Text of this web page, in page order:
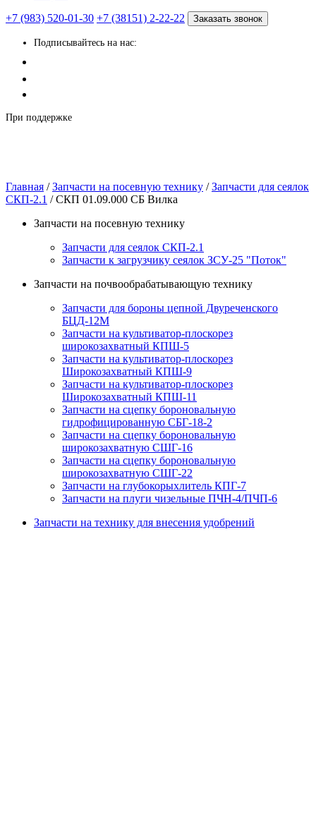
+7 (983) 520-01-30 +7 (38151) 2-22-22 Заказать звонок
Подписывайтесь на нас:
При поддержке
Главная /Запчасти на посевную технику /Запчасти для сеялок
СКП-2.1 / СКП 01.09.000 СБ Вилка
Запчасти на посевную технику
Запчасти для сеялок СКП-2.1
Запчасти к загрузчику сеялок ЗСУ-25 "Поток"
Запчасти на почвообрабатывающую технику
Запчасти для бороны цепной Двуреченского
БЦД-12М
Запчасти на культиватор-плоскорез
широкозахватный КПШ-5
Запчасти на культиватор-плоскорез
Широкозахватный КПШ-9
Запчасти на культиватор-плоскорез
Широкозахватный КПШ-11
Запчасти на сцепку бороновальную
гидрофицированную СБГ-18-2
Запчасти на сцепку бороновальную
широкозахватную СШГ-16
Запчасти на сцепку бороновальную
широкозахватную СШГ-22
Запчасти на глубокорыхлитель КПГ-7
Запчасти на плуги чизельные ПЧН-4/ПЧП-6
Запчасти на технику для внесения удобрений